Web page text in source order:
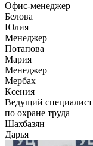
Офис-менеджер
Белова
Юлия
Менеджер
Потапова
Мария
Менеджер
Мербах
Ксения
Ведущий специалист
по охране труда
Шахбазян
Дарья